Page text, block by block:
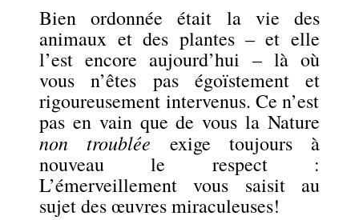
Bien ordonnée était la vie des
animaux et des plantes – et elle
l’est encore aujourd’hui – là où
vous n’êtes pas égoïstement et
rigoureusement intervenus. Ce n’est
pas en vain que de vous la Nature
non troublée exige toujours à
nouveau le respect :
L’émerveillement vous saisit au
sujet des œuvres miraculeuses!